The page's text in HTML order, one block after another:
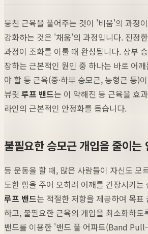
뭉친 근육을 풀어주는 것이 '비움'의 과정
강화하는 것은 '채움'의 과정입니다. 진정한
과정이 조화를 이룰 때 완성됩니다. 상부
장하는 근본적인 원인 중 하나는 바로 어
야 할 등 근육(중·하부 승모근, 능형근 등)
뷰릿 루프 밴드는 이 약해진 등 근육을 효
라인의 근본적인 안정화를 돕습니다.
불필요한 승모근 개입을 줄이는
등 운동을 할 때, 많은 사람들이 자신도 모
도한 힘을 주어 오히려 어깨를 긴장시키는
루프 밴드는 적절한 저항을 제공하여 목표
하고, 불필요한 근육의 개입을 최소화하도
밴드를 이용한 '밴드 풀 어파트(Band